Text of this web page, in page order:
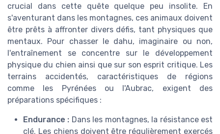
crucial dans cette quête quelque peu insolite. En
s'aventurant dans les montagnes, ces animaux doivent
être prêts à affronter divers défis, tant physiques que
mentaux. Pour chasser le dahu, imaginaire ou non,
l'entraînement se concentre sur le développement
physique du chien ainsi que sur son esprit critique. Les
terrains accidentés, caractéristiques de régions
comme les Pyrénées ou l'Aubrac, exigent des
préparations spécifiques :
Endurance : Dans les montagnes, la résistance est
clé. Les chiens doivent être régulièrement exercés